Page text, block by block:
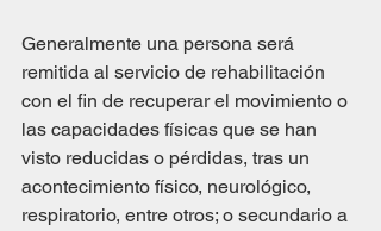
Generalmente una persona será
remitida al servicio de rehabilitación
con el fin de recuperar el movimiento o
las capacidades físicas que se han
visto reducidas o pérdidas, tras un
acontecimiento físico, neurológico,
respiratorio, entre otros; o secundario a